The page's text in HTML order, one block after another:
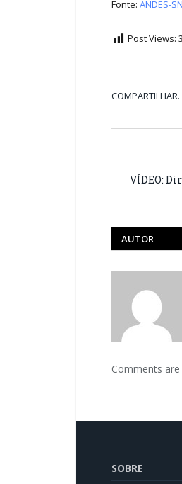
Fonte: ANDES-SN
Post Views:
COMPARTILHAR.
VÍDEO:
AUTOR
Comments are
SOBRE